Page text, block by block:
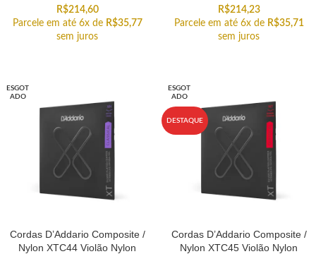
R$214,60
Parcele em até 6x de R$35,77
sem juros
R$214,23
Parcele em até 6x de R$35,71
sem juros
ESGOT
ADO
Cordas D’Addario Composite /
Nylon XTC44 Violão Nylon
ESGOT
ADO
DESTAQUE
Cordas D’Addario Composite /
Nylon XTC45 Violão Nylon